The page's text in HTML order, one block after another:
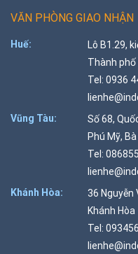
VĂN PHÒNG GIAO NHẬN
Huế:
Lô B1.29,
Thành phố
Tel: 0936
Vũng Tàu:
Số 68,
Phú Mỹ, Bà
Tel:
Khánh Hòa:
36 Nguyễn
Khánh Hòa
Tel: